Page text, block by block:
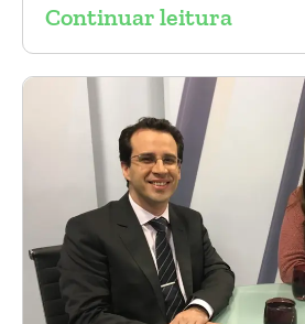
2017). Agradecemos a todos
Sergio Belczak pelo convite!
Continuar leitura